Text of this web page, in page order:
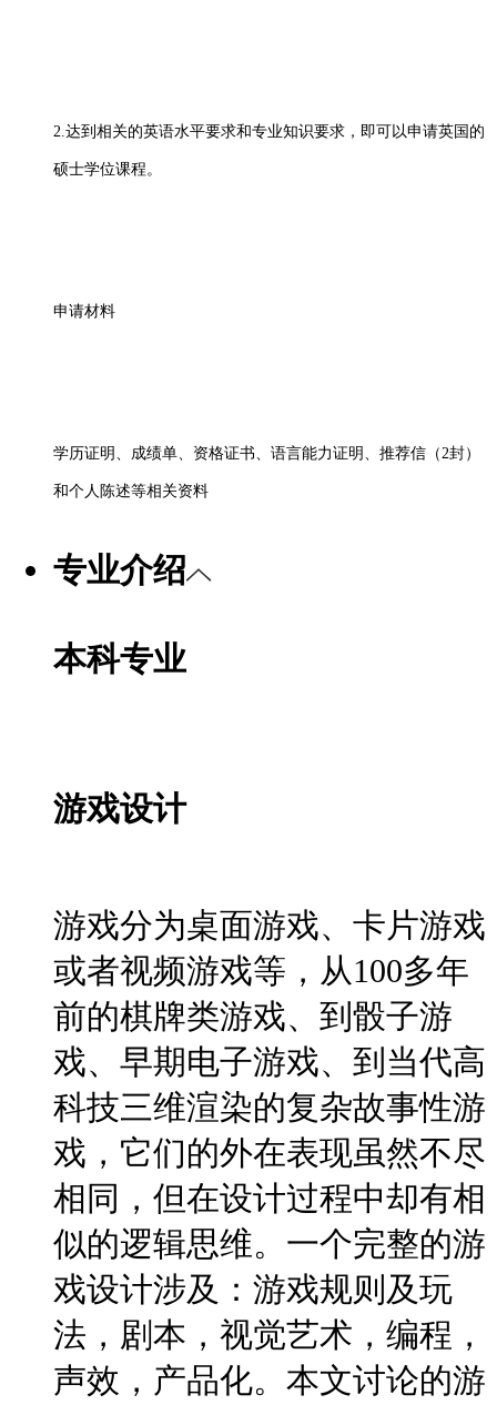
2.达到相关的英语水平要求和专业知识要求，即可以申请英国的
硕士学位课程。
申请材料
学历证明、成绩单、资格证书、语言能力证明、推荐信（ 2封）
和个人陈述等相关资料
专业介绍
本科专业
游戏设计
游戏分为桌面游戏、卡片游戏
或者视频游戏等，从100多年
前的棋牌类游戏、到骰子游
戏、早期电子游戏、到当代高
科技三维渲染的复杂故事性游
戏，它们的外在表现虽然不尽
相同，但在设计过程中却有相
似的逻辑思维。一个完整的游
戏设计涉及：游戏规则及玩
法，剧本，视觉艺术，编程，
声效，产品化。本文讨论的游